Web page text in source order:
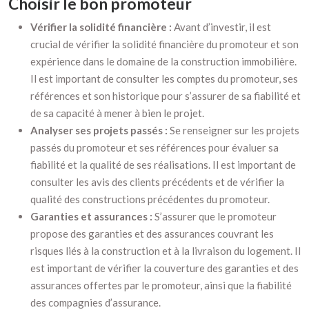
Vérifier la solidité financière : Avant d’investir, il est
crucial de vérifier la solidité financière du promoteur et son
expérience dans le domaine de la construction immobilière.
Il est important de consulter les comptes du promoteur, ses
références et son historique pour s’assurer de sa fiabilité et
de sa capacité à mener à bien le projet.
Analyser ses projets passés : Se renseigner sur les projets
passés du promoteur et ses références pour évaluer sa
fiabilité et la qualité de ses réalisations. Il est important de
consulter les avis des clients précédents et de vérifier la
qualité des constructions précédentes du promoteur.
Garanties et assurances : S’assurer que le promoteur
propose des garanties et des assurances couvrant les
risques liés à la construction et à la livraison du logement. Il
est important de vérifier la couverture des garanties et des
assurances offertes par le promoteur, ainsi que la fiabilité
des compagnies d’assurance.